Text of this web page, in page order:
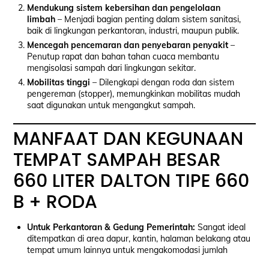
Mendukung sistem kebersihan dan pengelolaan
limbah– Menjadi bagian penting dalam sistem sanitasi,
baik di lingkungan perkantoran, industri, maupun publik.
Mencegah pencemaran dan penyebaran penyakit–
Penutup rapat dan bahan tahan cuaca membantu
mengisolasi sampah dari lingkungan sekitar.
Mobilitas tinggi – Dilengkapi dengan roda dan sistem
pengereman (stopper), memungkinkan mobilitas mudah
saat digunakan untuk mengangkut sampah.
MANFAAT DAN KEGUNAAN
TEMPAT SAMPAH BESAR
660 LITER DALTON TIPE 660
B + RODA
Untuk Perkantoran & Gedung Pemerintah: Sangat ideal
ditempatkan di area dapur, kantin, halaman belakang atau
tempat umum lainnya untuk mengakomodasi jumlah